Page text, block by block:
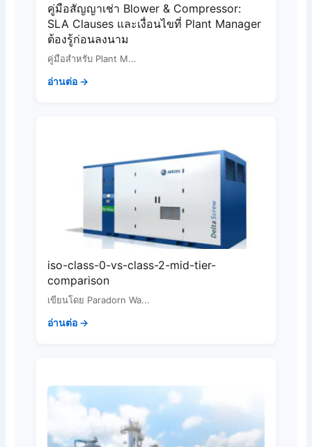
คู่มือสัญญาเช่า Blower & Compressor:
SLA Clauses และเงื่อนไขที่ Plant Manager
ต้องรู้ก่อนลงนาม
คู่มือสำหรับ Plant M...
อ่านต่อ →
iso-class-0-vs-class-2-mid-tier-
comparison
เขียนโดย Paradorn Wa...
อ่านต่อ →